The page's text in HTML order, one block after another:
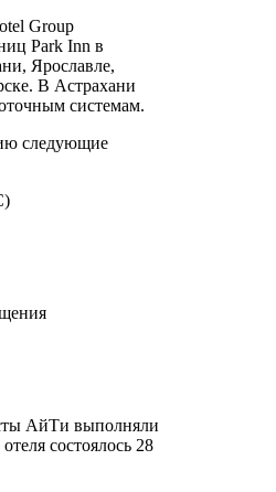
Group
Park Inn в
Ярославле,
В Астрахани
системам.
следующие
АйТи выполняли
состоялось 28